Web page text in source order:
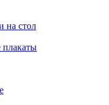
на стол
плакаты